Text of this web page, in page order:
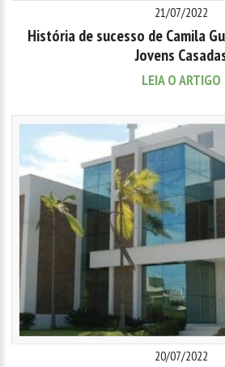
21/07/2022
História de sucesso de Camila
Jovens
LEIA O ARTIGO
20/07/2022